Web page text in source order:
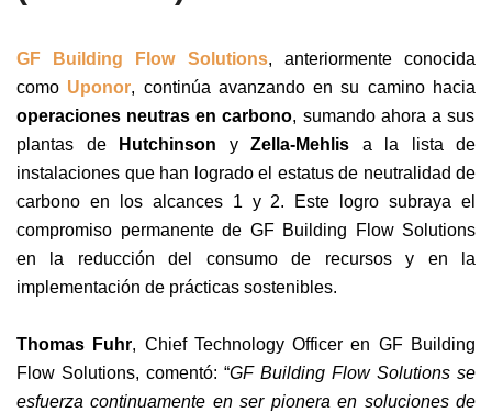
GF Building Flow Solutions, anteriormente conocida
como Uponor, continúa avanzando en su camino hacia
operaciones neutras en carbono, sumando ahora a sus
plantas de
Hutchinson y Zella-Mehlis a la lista de
instalaciones que han logrado el estatus de neutralidad de
carbono en los alcances 1 y 2. Este logro subraya el
compromiso permanente de GF Building Flow Solutions
en la reducción del consumo de recursos y en la
implementación de prácticas sostenibles.
Thomas Fuhr, Chief Technology Officer en GF Building
Flow Solutions, comentó: “GF Building Flow Solutions se
esfuerza continuamente en ser pionera en soluciones de